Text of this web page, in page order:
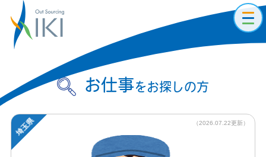
お仕事をお探しの方
（2026.07.22更新）
埼玉県